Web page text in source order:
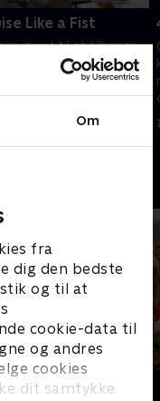
Om
fra
dig den bedste
og til at
cookie-data til
og andres
cookies
dit samtykke
Like a Fist
inviteret til at tilbringe
med Aaliyah og
inderkreds. Kyle er
og opsøger Joe for
2023 • 41 min
Klovn